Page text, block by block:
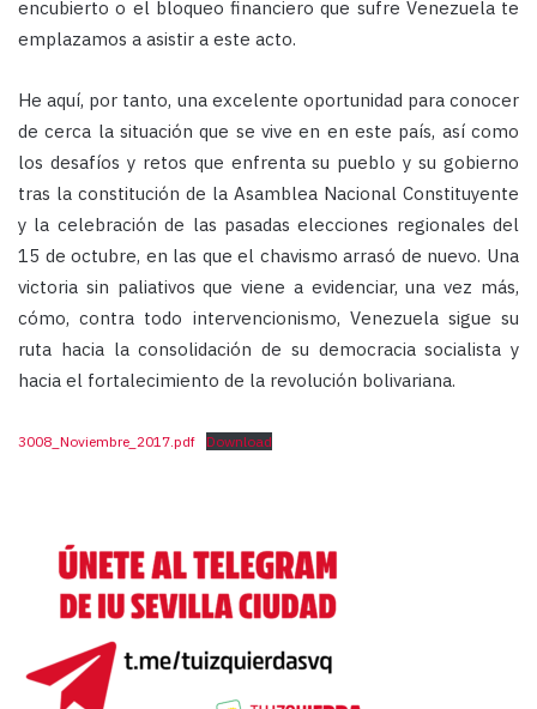
encubierto o el bloqueo financiero que sufre Venezuela te
emplazamos a asistir a este acto.
He aquí, por tanto, una excelente oportunidad para conocer
de cerca la situación que se vive en en este país, así como
los desafíos y retos que enfrenta su pueblo y su gobierno
tras la constitución de la Asamblea Nacional Constituyente
y la celebración de las pasadas elecciones regionales del
15 de octubre, en las que el chavismo arrasó de nuevo. Una
victoria sin paliativos que viene a evidenciar, una vez más,
cómo, contra todo intervencionismo, Venezuela sigue su
ruta hacia la consolidación de su democracia socialista y
hacia el fortalecimiento de la revolución bolivariana.
3008_Noviembre_2017.pdf Download